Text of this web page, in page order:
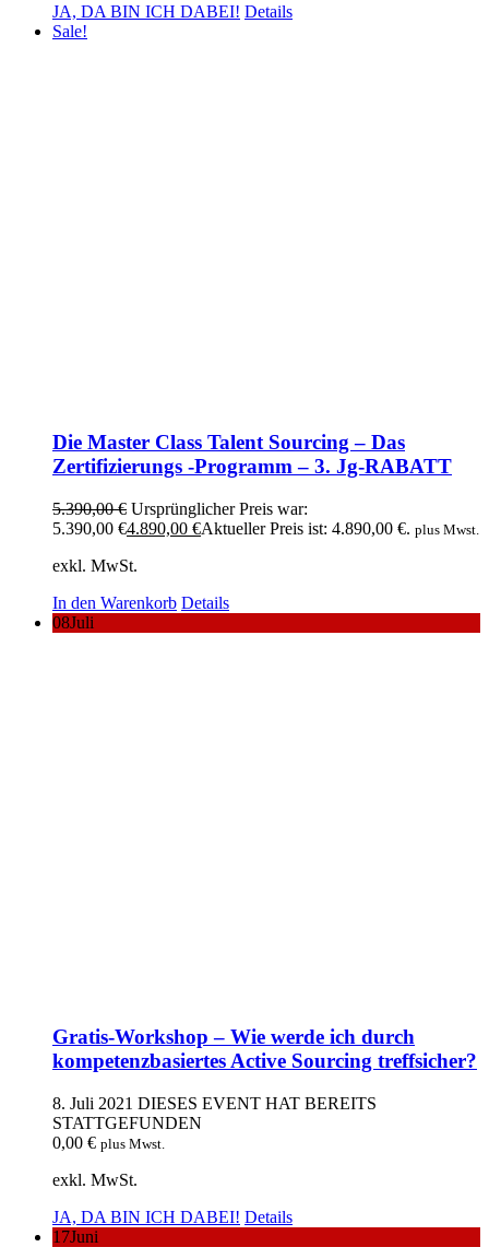
JA, DA BIN ICH DABEI! Details
Sale!
Die Master Class Talent Sourcing – Das
Zertifizierungs -Programm – 3. Jg-RABATT
5.390,00€ Ursprünglicher Preis war:
5.390,00 €4.890,00 €Aktueller Preis ist: 4.890,00 €. plus Mwst.
exkl. MwSt.
In den Warenkorb Details
08Juli
Gratis-Workshop – Wie werde ich durch
kompetenzbasiertes Active Sourcing treffsicher?
8. Juli 2021 DIESES EVENT HAT BEREITS
STATTGEFUNDEN
0,00 € plus Mwst.
exkl. MwSt.
JA, DA BIN ICH DABEI! Details
17Juni